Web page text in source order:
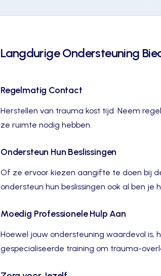
Langdurige Ondersteuning
Regelmatig Contact
Herstellen van trauma kost tijd. Neem
ze ruimte nodig hebben.
Ondersteun Hun Beslissingen
Of ze ervoor kiezen aangifte te doen bij
ondersteun hun beslissingen ook al ben je
Moedig Professionele Hulp Aan
Hoewel jouw ondersteuning waardevol is,
gespecialiseerde training om trauma-